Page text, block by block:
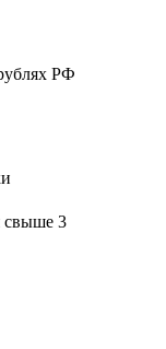
РФ
свыше 3